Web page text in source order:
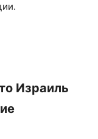
Израиль